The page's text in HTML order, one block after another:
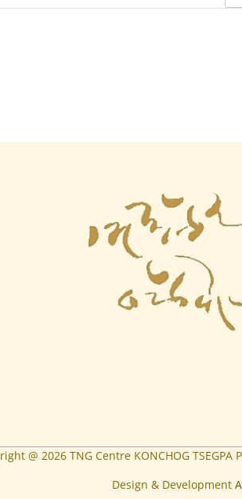
@ 2026 TNG Centre KONCHOG
Design & Development